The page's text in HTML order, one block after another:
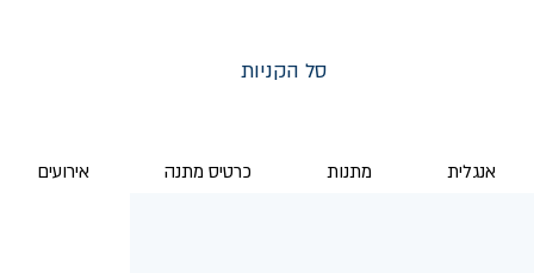
סל הקניות
אנגלית מתנות כרטיס מתנה אירועים